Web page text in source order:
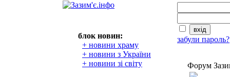
блок новин:
+ новини храму
+ новини з України
+ новини зі світу
забули пароль?
Форум